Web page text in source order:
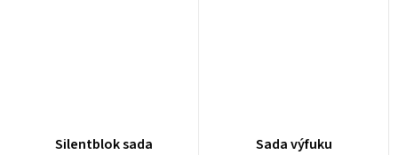
Silentblok sada Sada výfuku